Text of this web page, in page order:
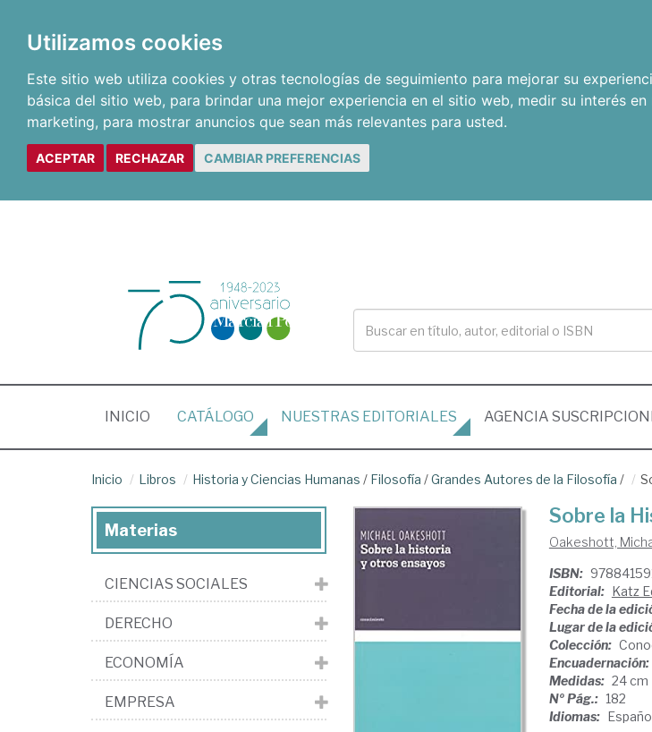
Utilizamos cookies
Este sitio web utiliza cookies y otras tecnologías de seguimiento para mejorar su
básica del sitio web, para brindar una mejor experiencia en el sitio web, medir su interés
marketing, para mostrar anuncios que sean más relevantes para usted.
ACEPTAR RECHAZAR CAMBIAR PREFERENCIAS
INICIO (CURRENT)
CATÁLOGO NUESTRAS EDITORIALES AGENCIA
Inicio Libros Historia y Ciencias Humanas / Filosofía /Grandes Autores de la Filosofía /
Sobre la
Oakeshott,
ISBN:
Editorial: Katz
Fecha de la
Lugar de la
Colección:
Encuadernación:
Medidas: 24 cm
Nº Pág.: 182
Idiomas:
Materias
CIENCIAS SOCIALES
DERECHO
ECONOMÍA
EMPRESA